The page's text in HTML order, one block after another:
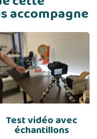
accompagne
Test vidéo avec
échantillons